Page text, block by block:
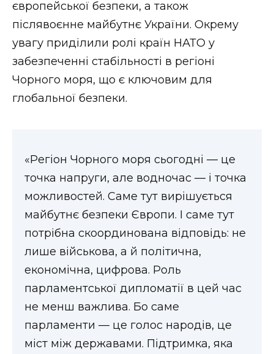
європейської безпеки, а також
післявоєнне майбутнє України. Окрему
увагу приділили ролі країн НАТО у
забезпеченні стабільності в регіоні
Чорного моря, що є ключовим для
глобальної безпеки.
«Регіон Чорного моря сьогодні — це
точка напруги, але водночас — і точка
можливостей. Саме тут вирішується
майбутнє безпеки Європи. І саме тут
потрібна скоординована відповідь: не
лише військова, а й політична,
економічна, цифрова. Роль
парламентської дипломатії в цей час
не менш важлива. Бо саме
парламенти — це голос народів, це
міст між державами. Підтримка, яка